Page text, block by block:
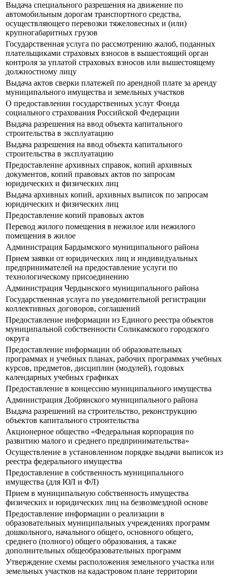
Выдача специального разрешения на движение по
автомобильным дорогам транспортного средства,
осуществляющего перевозки тяжеловесных и (или)
крупногабаритных грузов
Государственная услуга по рассмотрению жалоб, поданных
плательщиками страховых взносов в вышестоящий орган
контроля за уплатой страховых взносов или вышестоящему
должностному лицу
Выдача актов сверки платежей по арендной плате за аренду
муниципального имущества и земельных участков
О предоставлении государственных услуг Фонда
социального страхования Российской Федерации
Выдача разрешения на ввод объекта капитального
строительства в эксплуатацию
Выдача разрешения на ввод объекта капитального
строительства в эксплуатацию
Предоставление архивных справок, копий архивных
документов, копий правовых актов по запросам
юридических и физических лиц
Выдача архивных копий, архивных выписок по запросам
юридических и физических лиц
Предоставление копий правовых актов
Перевод жилого помещения в нежилое или нежилого
помещения в жилое
Администрация Бардымского муниципального района
Прием заявки от юридических лиц и индивидуальных
предпринимателей на предоставление услуги по
технологическому присоединению
Администрация Чердынского муниципального района
Государственная услуга по уведомительной регистрации
коллективных договоров, соглашений
Предоставление информации из Единого реестра объектов
муниципальной собственности Соликамского городского
округа
Предоставление информации об образовательных
программах и учебных планах, рабочих программах учебных
курсов, предметов, дисциплин (модулей), годовых
календарных учебных графиках
Предоставление в концессию муниципального имущества
Администрация Добрянского муниципального района
Выдача разрешений на строительство, реконструкцию
объектов капитального строительства
Акционерное общество «Федеральная корпорация по
развитию малого и среднего предпринимательства»
Осуществление в установленном порядке выдачи выписок из
реестра федерального имущества
Предоставление в собственность муниципального
имущества (для ЮЛ и ФЛ)
Прием в муниципальную собственность имущества
физических и юридических лиц на безвозмездной основе
Предоставление информации о реализации в
образовательных муниципальных учреждениях программ
дошкольного, начального общего, основного общего,
среднего (полного) общего образования, а также
дополнительных общеобразовательных программ
Утверждение схемы расположения земельного участка или
земельных участков на кадастровом плане территории